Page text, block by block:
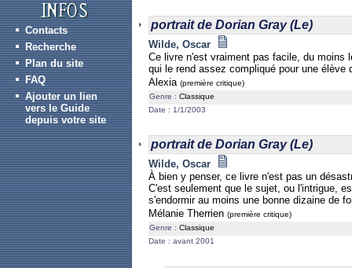
Contacts
Recherche
Plan du site
FAQ
Ajouter un lien
vers le Guide
depuis votre site
portrait de Dorian Gray (Le)
Wilde, Oscar
Ce livre n'est vraiment pas facile, du moins
qui le rend assez compliqué pour une
Alexia (première critique)
Genre : Classique
Date : 1/1/2003
portrait de Dorian Gray (Le)
Wilde, Oscar
À bien y penser, ce livre n'est pas un
C'est seulement que le sujet, ou l'intrigue,
s'endormir au moins une bonne dizaine de
Mélanie Therrien (première critique)
Genre : Classique
Date : avant 2001